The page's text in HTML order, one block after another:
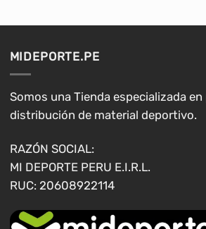
se
pueden
elegir
en
página
de
producto
elegir
en
MIDEPORTE.PE
Somos una Tienda especializada
distribución de material deportivo.
RAZÓN SOCIAL:
MI DEPORTE PERU E.I.R.L.
RUC: 20608922114